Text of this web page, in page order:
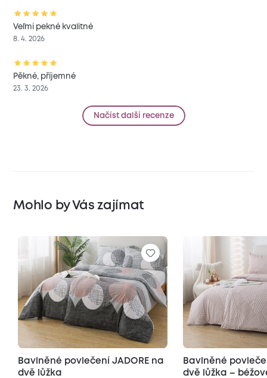
Veľmi pekné kvalitné
8. 4. 2026
Pěkné, příjemné
23. 3. 2026
Načíst další recenze
Mohlo by Vás zajímat
Bavlněné povlečení JADORE na
dvě lůžka
Bavlněné povlečení DARA na
dvě lůžka –